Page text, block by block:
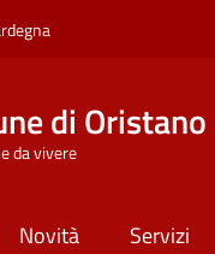
di Oristano
da vivere
Novità Servizi